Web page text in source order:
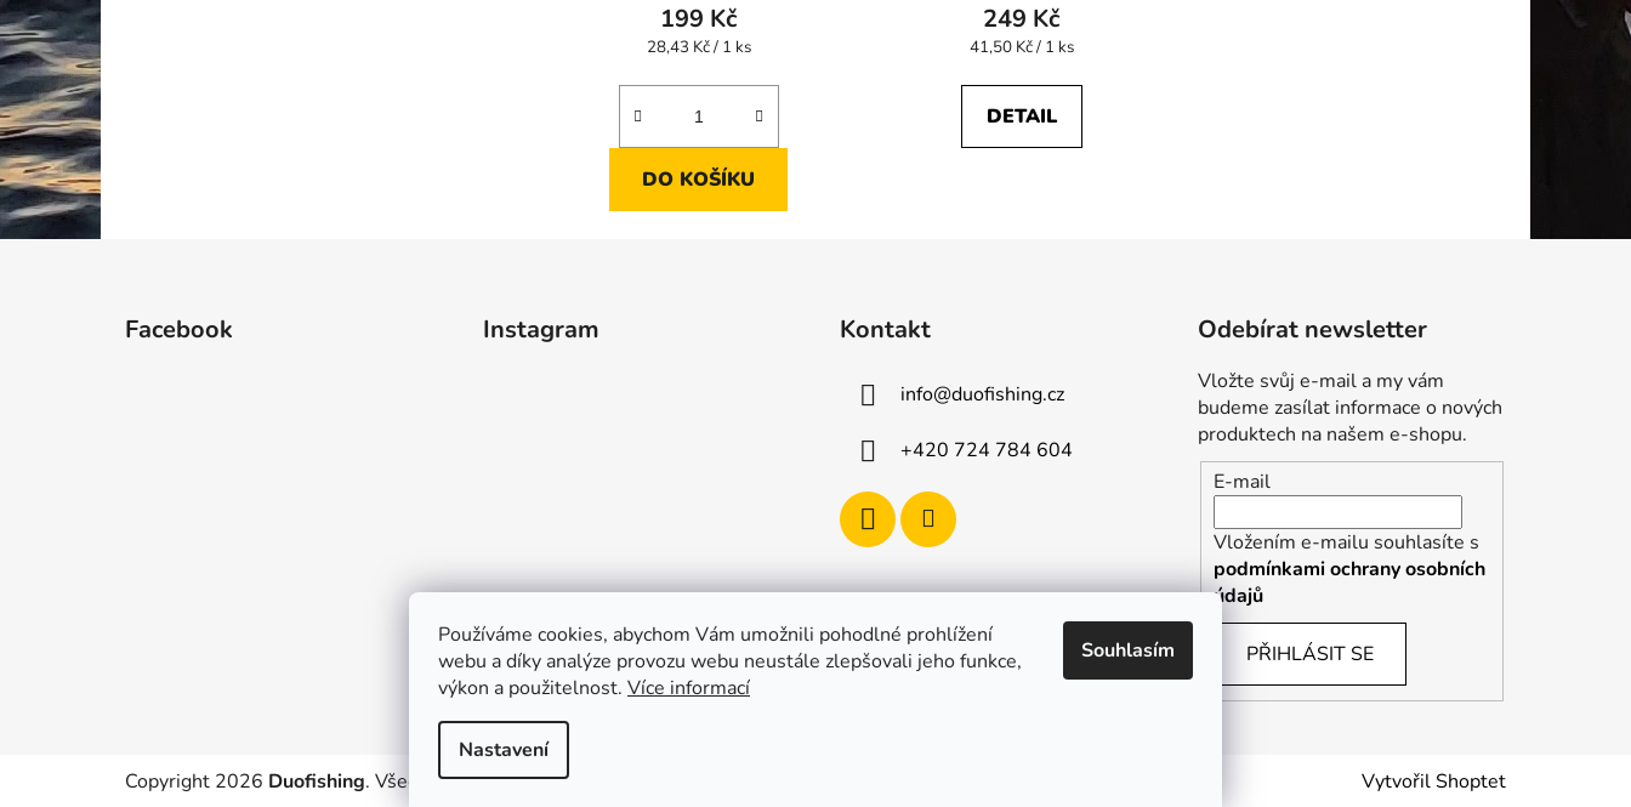
Používáme cookies, abychom Vám umožnili pohodlné prohlížení
webu a díky analýze provozu webu neustále zlepšovali jeho funkce,
výkon a použitelnost. Více informací
Nastavení
Souhlasím
199 Kč
Měrná
28,43 Kč / 1 ks
DO KOŠÍKU
249 Kč
Měrná
41,50 Kč / 1 ks
DETAIL
Facebook Instagram Kontakt
info@duofishing.cz
+420 724 784 604
Odebírat newsletter
Vložte svůj e-mail a my vám
budeme zasílat informace o nových
produktech na našem e-shopu.
E-mail
Vložením e-mailu souhlasíte s
podmínkami ochrany osobních
údajů
PŘIHLÁSIT SE
Vytvořil Shoptet
Copyright 2026 Duofishing. Všechna práva vyhrazena.